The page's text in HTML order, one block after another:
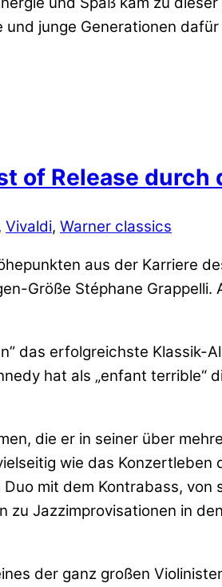
junge Generationen
of Release
Vivaldi, Warner classics
aus der Karriere
Größe Stéphane
das erfolgreichste
hat als „enfant terrible“
die er in seiner über
wie das
mit dem Kontrabass,
Jazzimprovisationen in
der ganz großen